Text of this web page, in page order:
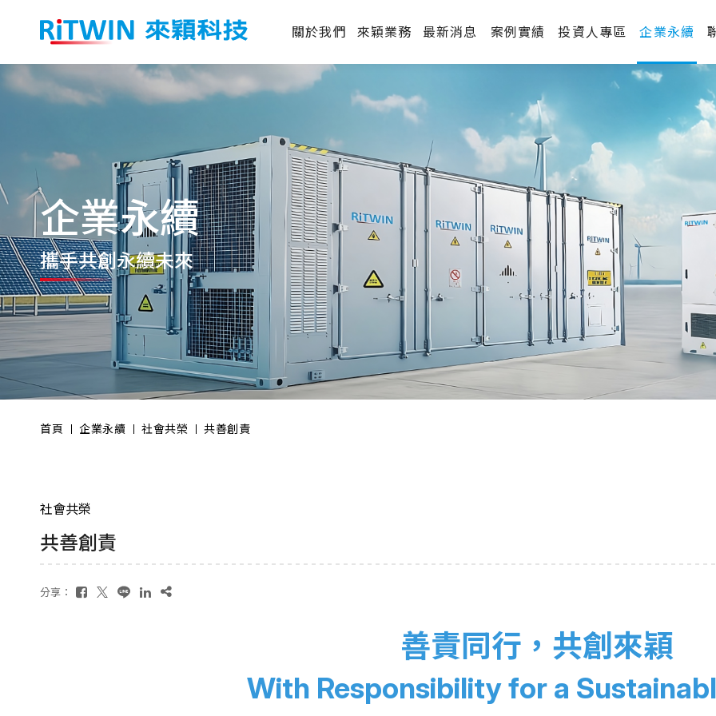
關於我們 來穎業務 最新消息 案例實績 投資人專區 企業永續
企業永續
攜手共創 永續未來
首頁 企業永續 社會共榮 共善創責
社會共榮
共善創責
分享：
善責同行，共創來穎
With Responsibility for a